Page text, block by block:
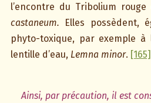
l’encontre du Tribolium
castaneum.
Elles possèdent,
phyto-toxique, par exemple à
lentille d’eau, Lemna minor. [165]
Ainsi, par précaution, il est